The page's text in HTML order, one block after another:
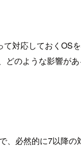
対応しておく
のような影響
必然的に7以降